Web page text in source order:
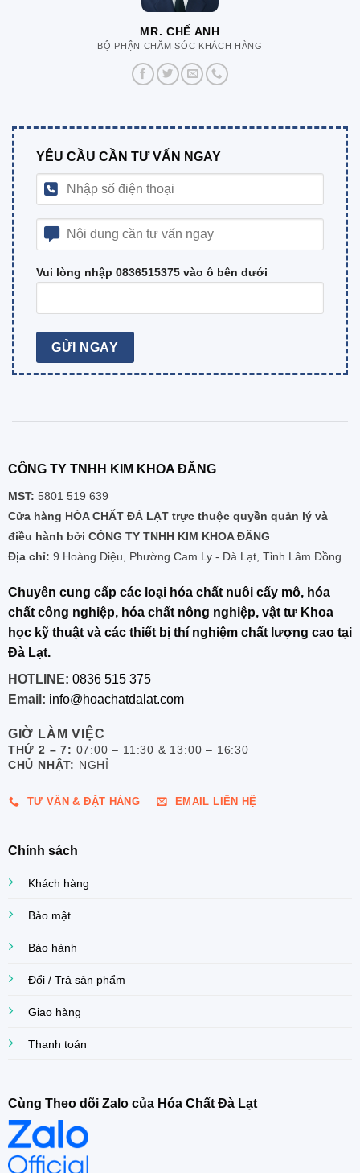
MR. CHẾ ANH
BỘ PHẬN CHĂM SÓC KHÁCH HÀNG
YÊU CẦU CẦN TƯ VẤN NGAY
Vui lòng nhập 0836515375 vào ô bên dưới
CÔNG TY TNHH KIM KHOA ĐĂNG
MST: 5801 519 639
Cửa hàng HÓA CHẤT ĐÀ LẠT trực thuộc quyền quản lý và
điều hành bởi CÔNG TY TNHH KIM KHOA ĐĂNG
Địa chỉ: 9 Hoàng Diệu, Phường Cam Ly - Đà Lạt, Tỉnh Lâm Đồng
Chuyên cung cấp các loại hóa chất nuôi cấy mô, hóa
chất công nghiệp, hóa chất nông nghiệp, vật tư Khoa
học kỹ thuật và các thiết bị thí nghiệm chất lượng cao tại
Đà Lạt.
HOTLINE: 0836 515 375
Email: info@hoachatdalat.com
GIỜ LÀM VIỆC
THỨ 2 – 7: 07:00 – 11:30 & 13:00 – 16:30
CHỦ NHẬT: NGHỈ
TƯ VẤN & ĐẶT HÀNG EMAIL LIÊN HỆ
Chính sách
Khách hàng
Bảo mật
Bảo hành
Đổi / Trả sản phẩm
Giao hàng
Thanh toán
Cùng Theo dõi Zalo của Hóa Chất Đà Lạt